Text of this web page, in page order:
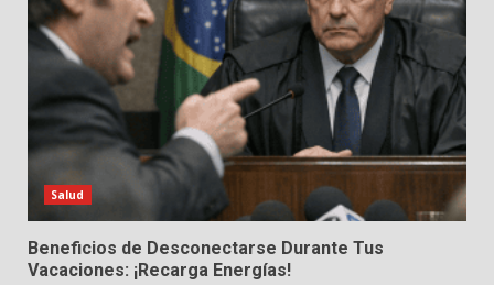
Salud
Beneficios de Desconectarse Durante Tus
Vacaciones: ¡Recarga Energías!